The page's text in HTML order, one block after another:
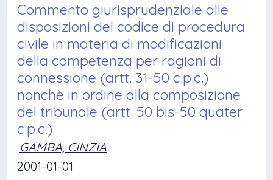
Commento giurisprudenziale alle
disposizioni del codice di procedura
civile in materia di modificazioni
della competenza per ragioni di
connessione (artt. 31-50 c.p.c.)
nonchè in ordine alla composizione
del tribunale (artt. 50 bis-50 quater
c.p.c.).
GAMBA, CINZIA
2001-01-01